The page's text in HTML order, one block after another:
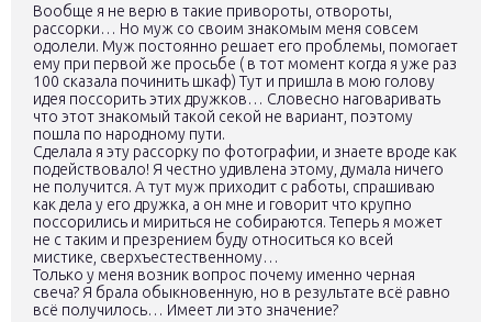
Вообще я не верю в такие привороты, отвороты,
рассорки… Но муж со своим знакомым меня совсем
одолели. Муж постоянно решает его проблемы, помогает
ему при первой же просьбе ( в тот момент когда я уже раз
100 сказала починить шкаф) Тут и пришла в мою голову
идея поссорить этих дружков… Словесно наговаривать
что этот знакомый такой секой не вариант, поэтому
пошла по народному пути.
Сделала я эту рассорку по фотографии, и знаете вроде как
подействовало! Я честно удивлена этому, думала ничего
не получится. А тут муж приходит с работы, спрашиваю
как дела у его дружка, а он мне и говорит что крупно
поссорились и мириться не собираются. Теперь я может
не с таким и презрением буду относиться ко всей
мистике, сверхъестественному…
Только у меня возник вопрос почему именно черная
свеча? Я брала обыкновенную, но в результате всё равно
всё получилось… Имеет ли это значение?